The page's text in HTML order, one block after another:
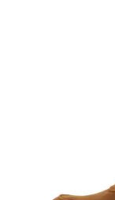
Gratis